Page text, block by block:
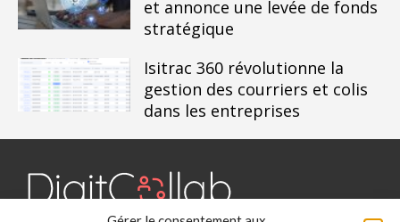
et annonce une levée de fonds
stratégique
Isitrac 360 révolutionne la
gestion des courriers et colis
dans les entreprises